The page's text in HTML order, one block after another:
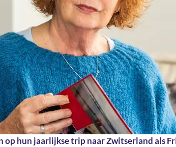
op hun jaarlijkse trip naar Zwitserland als